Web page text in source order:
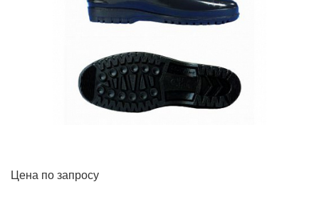
Цена по запросу